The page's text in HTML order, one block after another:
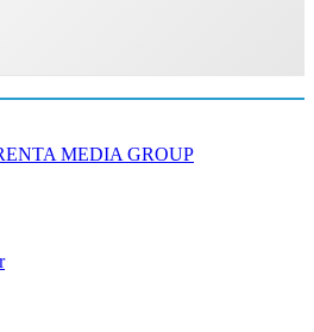
Baru
MEDIA GROUP